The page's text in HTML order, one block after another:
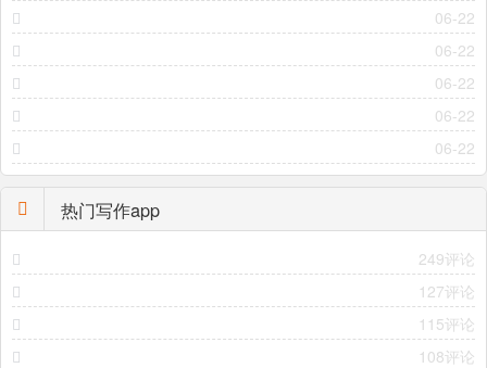
06-22
06-22
06-22
06-22
06-22
热门写作app
249评论
127评论
115评论
108评论